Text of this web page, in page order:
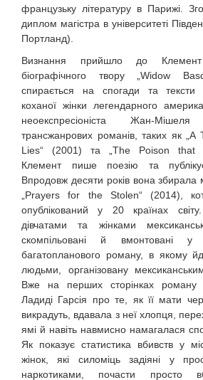
французьку літературу в Парижі.
диплом магістра в університеті
Портланд).
Визнання прийшло до Клемент
біографічного твору „Widow
спирається на спогади та
коханої жінки легендарного
неоекспресіоніста Жан-
трансжанрових романів, таких як
Lies“ (2001) та „The Poison that
Клемент пише поезію та
Впродовж десяти років вона збирала
„Prayers for the Stolen“ (2014),
опублікований у 20 країнах
дівчатами та жінками
скомпільовані й вмонтовані у
багатопланового роману, в якому
людьми, організовану
Вже на перших сторінках роману
Ладиді Гарсія про те, як її мати
викрадуть, вдавала з неї хлопця,
ямі й навіть навмисно намагалася
Як показує статистика вбивств у
жінок, які силоміць задіяні у
наркотиками, почасти просто